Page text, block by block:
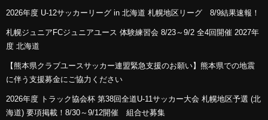
2026年度 U-12サッカーリーグ in 北海道 札幌地区リーグ 8/9結果速報！
札幌ジュニアFCジュニアユース 体験練習会 8/23～9/2 全4回開催 2027年
度 北海道
【熊本県クラブユースサッカー連盟緊急支援のお願い】熊本県での地震
に伴う支援募金にご協力ください
2026年度 トラック協会杯 第38回全道U-11サッカー大会 札幌地区予選 (北
海道) 要項掲載！8/30～9/12開催 組合せ募集